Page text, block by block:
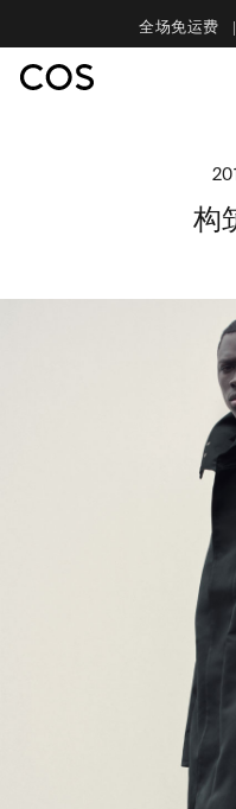
全场免运费 |
构